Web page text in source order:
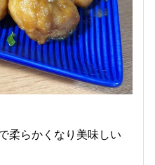
柔らかくなり美味しい